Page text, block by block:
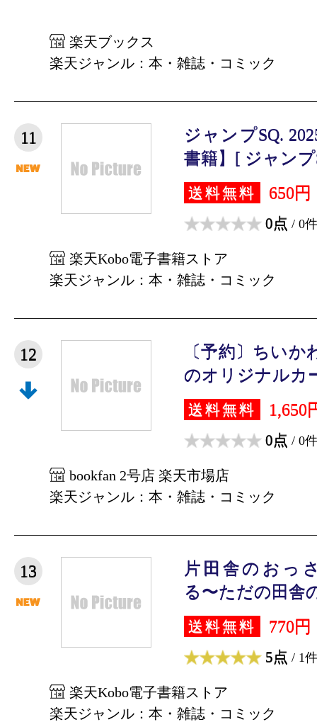
楽天ブックス
楽天ジャンル：本・雑誌・コミック
11
ジャンプSQ.
書籍】[ ジャンプ
送料無料 650円
0点 / 0件
楽天Kobo電子書籍ストア
楽天ジャンル：本・雑誌・コミック
12
〔予約〕ちいか
のオリジナルカ
送料無料 1,650
0点 / 0件
bookfan 2号店 楽天市場店
楽天ジャンル：本・雑誌・コミック
13
片田舎のおっ
る〜ただの田舎
送料無料 770円
5点 / 1件
楽天Kobo電子書籍ストア
楽天ジャンル：本・雑誌・コミック